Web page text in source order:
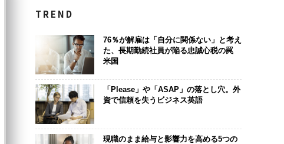
TREND
76％が解雇は「自分に関係ない」と考え
た、長期勤続社員が陥る忠誠心税の罠
米国
「Please」や「ASAP」の落とし穴。外
資で信頼を失うビジネス英語
現職のまま給与と影響力を高める5つの